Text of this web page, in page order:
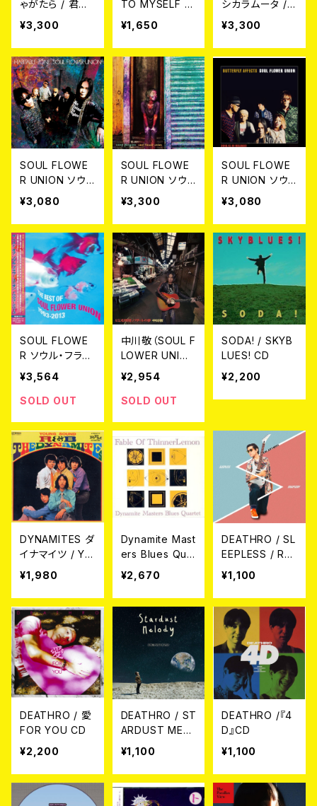
ゃがたら / 君と
踊りあかそう日
の出を見るまで
CD
¥3,300
TO MYSELF C
D
¥1,650
シカラムータ /
CICALA-MUTA
Non e Muta 2
CD
¥3,300
SOUL FLOWE
R UNION ソウ
ル・フラワー・ユ
ニオン / ハビタ
ブル・ゾーン CD
¥3,080
SOUL FLOWE
R UNION ソウ
ル・フラワー・ユ
ニオン / キャン
プ パンゲア CD
¥3,300
SOUL FLOWE
R UNION ソウ
ル・フラワー・ユ
ニオン / BUTT
ERFLY AFFEC
TS CD
¥3,080
SOUL FLOWE
R ソウル・フラワ
ー・ユニオン /
ザ・ベスト・オブ・
ソウル・フラワ
93-2013 2CD
¥3,564
SOLD OUT
中川敬（SOUL F
LOWER UNIO
N) / にじむ残
響、バザールの
夢 (CD)
¥2,954
SOLD OUT
SODA! / SKYB
LUES! CD
¥2,200
DYNAMITES ダ
イナマイツ / Yo
ung Sound R&
B CD
¥1,980
Dynamite Mast
ers Blues Qua
rtet D.M.B.Q /
Fable Of Thin
nerLemon CD
¥2,670
DEATHRO / SL
EEPLESS / RH
APSODY CD
¥1,100
DEATHRO / 愛
FOR YOU CD
¥2,200
DEATHRO / ST
ARDUST MEL
ODY CD
¥1,100
DEATHRO /『4
D』CD
¥1,100